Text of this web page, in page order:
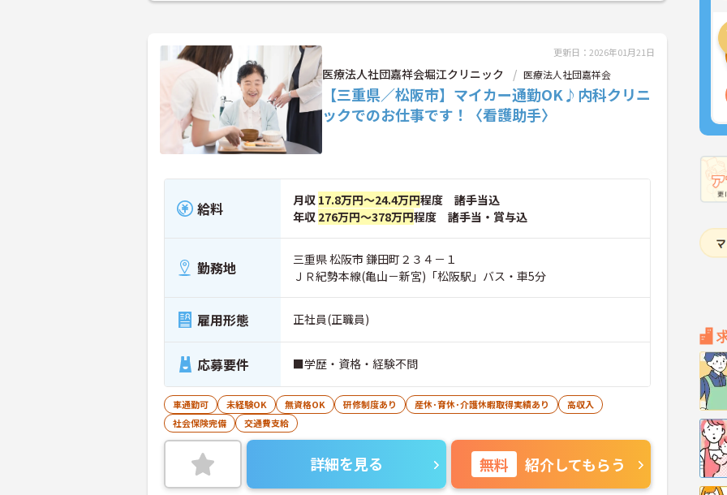
更新日：2026年01月21日
医療法人社団嘉祥会堀江クリニック 医療法人社団嘉祥会
【三重県／松阪市】マイカー通勤OK♪内科クリニ
ックでのお仕事です！〈看護助手〉
給料 月収 17.8万円～24.4万円程度 諸手当込
年収 276万円～378万円程度 諸手当・賞与込
勤務地
三重県 松阪市 鎌田町２３４－１
ＪＲ紀勢本線(亀山－新宮)「松阪駅」バス・車5分
雇用形態 正社員(正職員)
応募要件 ■学歴・資格・経験不問
車通勤可 未経験OK 無資格OK 研修制度あり 産休･育休･介護休暇取得実績あり
高収入
社会保険完備
交通費支給
詳細を見る 無料 紹介してもらう